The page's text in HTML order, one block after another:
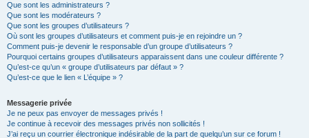
Que sont les administrateurs ?
Que sont les modérateurs ?
Que sont les groupes d’utilisateurs ?
Où sont les groupes d’utilisateurs et comment puis-je en rejoindre un ?
Comment puis-je devenir le responsable d’un groupe d’utilisateurs ?
Pourquoi certains groupes d’utilisateurs apparaissent dans une couleur différente ?
Qu’est-ce qu’un « groupe d’utilisateurs par défaut » ?
Qu’est-ce que le lien « L’équipe » ?
Messagerie privée
Je ne peux pas envoyer de messages privés !
Je continue à recevoir des messages privés non sollicités !
J’ai reçu un courrier électronique indésirable de la part de quelqu’un sur ce forum !